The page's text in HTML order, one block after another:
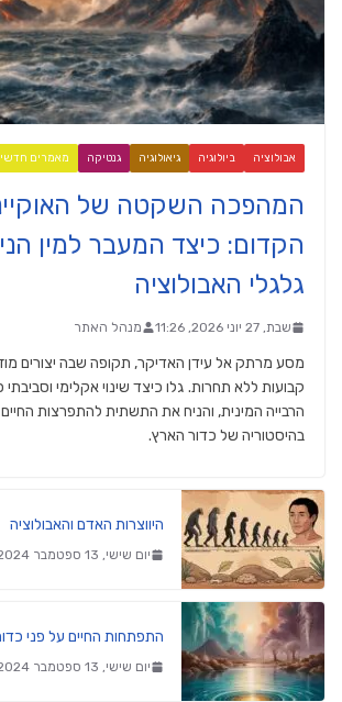
אבולוציה ביולוגיה גיאולוגיה גנטיקה מאמרים
המהפכה השקטה של
הקדום: כיצד המעבר למין
גלגלי האבולוציה
שבת, 27 יוני 2026, 11:26 מנהל האתר
מסע מרתק אל עידן האדיקר, תקופה שבה יצורים
קבועות ללא תחרות. גלו כיצד שינוי אקלימי
הרבייה המינית, והניח את התשתית להתפרצות
בהיסטוריה של כדור הארץ.
היווצרות האדם והאבולוציה
יום שישי, 13 ספטמבר 2024, 19:05
התפתחות החיים על פני
יום שישי, 13 ספטמבר 2024, 19:01